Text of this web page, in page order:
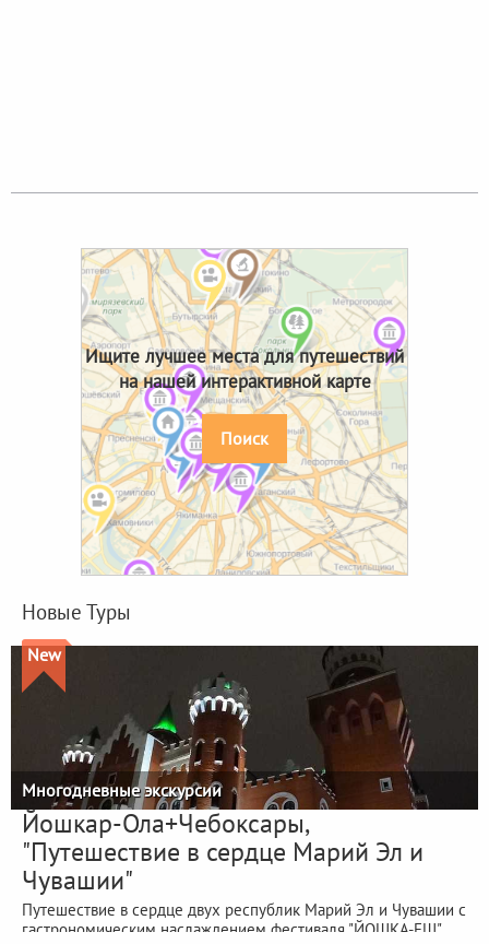
Ищите лучшее места для путешествий
на нашей интерактивной карте
Поиск
Новые Туры
New
Многодневные экскурсии
Йошкар-Ола+Чебоксары,
"Путешествие в сердце Марий Эл и
Чувашии"
Путешествие в сердце двух республик Марий Эл и Чувашии с
гастрономическим наслаждением фестиваля "ЙОШКА-ЕШ"